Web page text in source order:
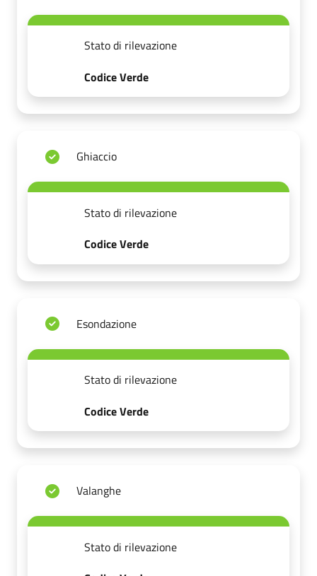
Stato di rilevazione
Codice Verde
Ghiaccio
Stato di rilevazione
Codice Verde
Esondazione
Stato di rilevazione
Codice Verde
Valanghe
Stato di rilevazione